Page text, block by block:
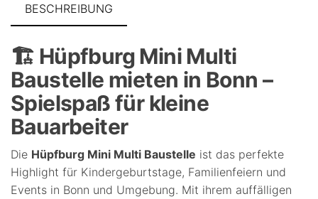
BESCHREIBUNG
🏗️ Hüpfburg Mini Multi
Baustelle mieten in Bonn –
Spielspaß für kleine
Bauarbeiter
Die Hüpfburg Mini Multi Baustelle ist das perfekte
Highlight für Kindergeburtstage, Familienfeiern und
Events in Bonn und Umgebung. Mit ihrem auffälligen